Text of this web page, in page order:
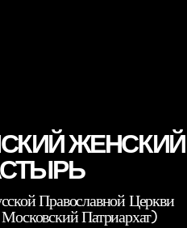
ЖЕНСКИЙ
Православной Церкви
Патриархат)